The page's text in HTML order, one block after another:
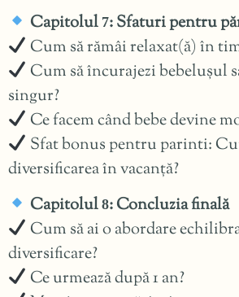
Capitolul 7: Sfaturi pentru
Cum să rămâi relaxat(ă) în
Cum să încurajezi bebelușul
singur?
Ce facem când bebe devine
Sfat bonus pentru parinti:
diversificarea în vacanță?
Capitolul 8: Concluzia finală
Cum să ai o abordare
diversificare?
Ce urmează după 1 an?